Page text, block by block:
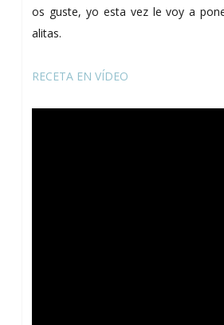
os guste, yo esta vez le voy a
alitas.
RECETA EN VÍDEO